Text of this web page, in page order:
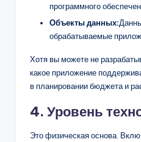
программного
Объекты данных:
обрабатываемые
Хотя вы можете не
какое приложение
в планировании бюджета и
4. Уровень
Это физическая основа.